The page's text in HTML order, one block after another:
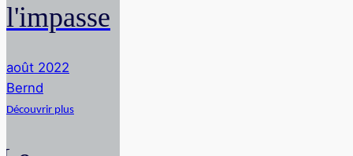
l'impasse
août 2022
Bernd
Découvrir plus